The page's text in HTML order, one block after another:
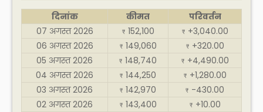
दिनांक कीमत
परिवर्तन
07 अगस्त 2026
₹ 152,100 ₹ +3,040.00
06 अगस्त 2026
₹ 149,060 ₹ +320.00
05 अगस्त 2026
₹ 148,740 ₹ +4,490.00
04 अगस्त 2026
₹ 144,250 ₹ +1,280.00
03 अगस्त 2026
₹ 142,970 ₹ -430.00
02 अगस्त 2026
₹ 143,400 ₹ +10.00